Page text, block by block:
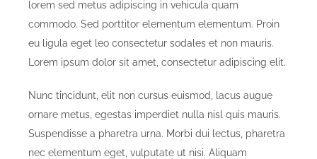
lorem sed metus adipiscing in vehicula quam
commodo. Sed porttitor elementum elementum. Proin
eu ligula eget leo consectetur sodales et non mauris.
Lorem ipsum dolor sit amet, consectetur adipiscing elit.
Nunc tincidunt, elit non cursus euismod, lacus augue
ornare metus, egestas imperdiet nulla nisl quis mauris.
Suspendisse a pharetra urna. Morbi dui lectus, pharetra
nec elementum eget, vulputate ut nisi. Aliquam